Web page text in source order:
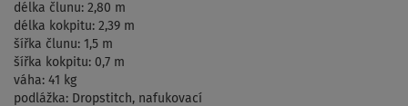
délka člunu: 2,80 m
délka kokpitu: 2,39 m
šířka člunu: 1,5 m
šířka kokpitu: 0,7 m
váha: 41 kg
podlážka: Dropstitch, nafukovací